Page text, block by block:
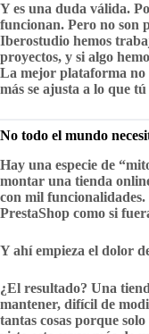
Y es una duda válida.
funcionan. Pero no son
Iberostudio hemos
proyectos, y si algo
La mejor plataforma no
más se ajusta a lo que
No todo el mundo
Hay una especie de
montar una tienda
con mil funcionalidades.
PrestaShop como si
Y ahí empieza el dolor
¿El resultado? Una
mantener, difícil de
tantas cosas porque